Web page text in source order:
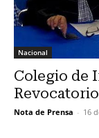
Nacional
Colegio de
Nota de Prensa - 16